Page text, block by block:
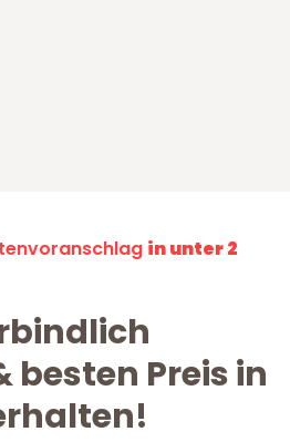
in unter 2
besten Preis in